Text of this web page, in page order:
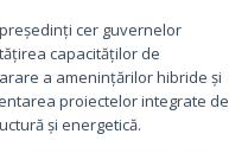
cer guvernelor
capacităților de
a amenințărilor hibride și
proiectelor integrate de
și energetică.